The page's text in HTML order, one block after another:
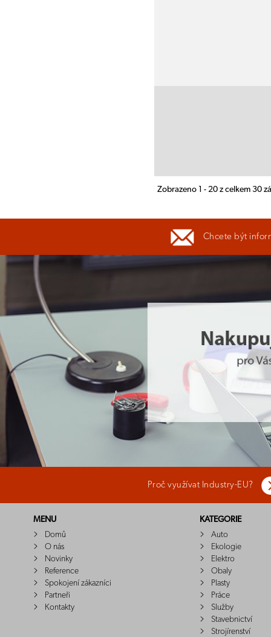
Zobrazeno 1 - 20 z celkem 30
Chcete být
Proč využívat Industry-EU?
MENU
Domů
O nás
Novinky
Reference
Spokojení zákazníci
Partneři
Kontakty
KATEGORIE
Auto
Ekologie
Elektro
Obaly
Plasty
Práce
Služby
Stavebnictví
Strojírenství